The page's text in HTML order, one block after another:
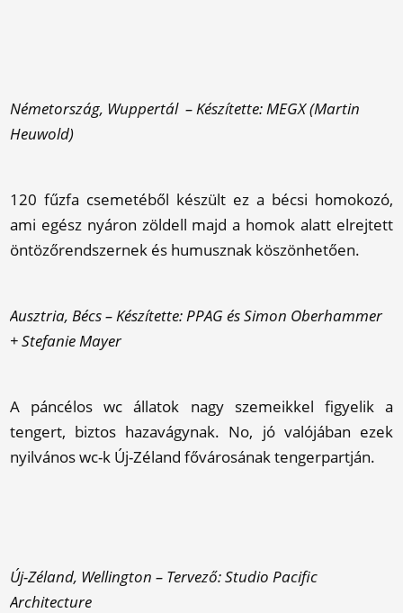
Németország, Wuppertál – Készítette: MEGX (Martin
Heuwold)
120 fűzfa csemetéből készült ez a bécsi homokozó,
ami egész nyáron zöldell majd a homok alatt elrejtett
öntözőrendszernek és humusznak köszönhetően.
Ausztria, Bécs – Készítette: PPAG és Simon Oberhammer
+ Stefanie Mayer
A páncélos wc állatok nagy szemeikkel figyelik a
tengert, biztos hazavágynak. No, jó valójában ezek
nyilvános wc-k Új-Zéland fővárosának tengerpartján.
Új-Zéland, Wellington – Tervező: Studio Pacific
Architecture